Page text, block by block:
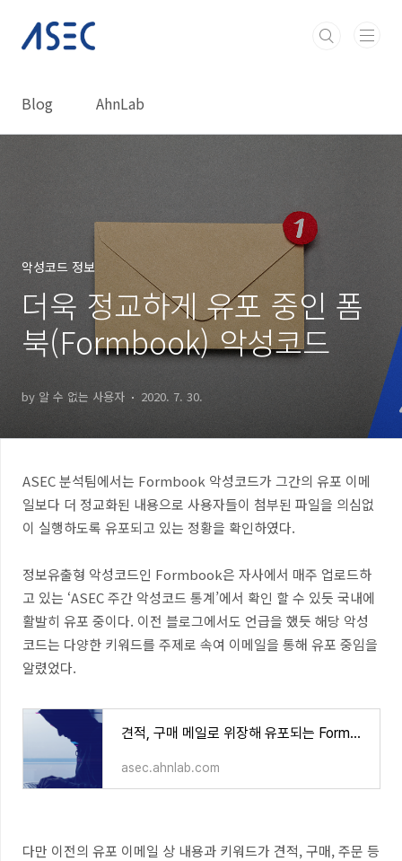
Blog AhnLab
악성코드 정보
더욱 정교하게 유포 중인 폼
북(Formbook) 악성코드
by 알 수 없는 사용자 2020. 7. 30.
ASEC분석팀에서는 Formbook 악성코드가 그간의 유포 이메
일보다 더 정교화된 내용으로 사용자들이 첨부된 파일을 의심없
이 실행하도록 유포되고 있는 정황을 확인하였다.
정보유출형 악성코드인 Formbook은 자사에서 매주 업로드하
고 있는 ‘ASEC주간 악성코드 통계’에서 확인 할 수 있듯 국내에
활발히 유포 중이다. 이전 블로그에서도 언급을 했듯 해당 악성
코드는 다양한 키워드를 주제로 속여 이메일을 통해 유포 중임을
알렸었다.
견적, 구매 메일로 위장해 유포되는 Formbook 악성코드
asec.ahnlab.com
다만 이전의 유포 이메일 상 내용과 키워드가 견적,구매,주문 등